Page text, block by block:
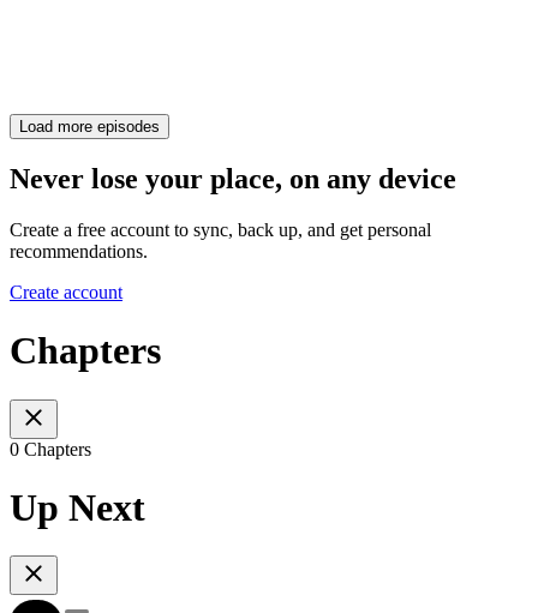
Load more episodes
Never lose your place, on any device
Create a free account to sync, back up, and get personal
recommendations.
Create account
Chapters
0 Chapters
Up Next